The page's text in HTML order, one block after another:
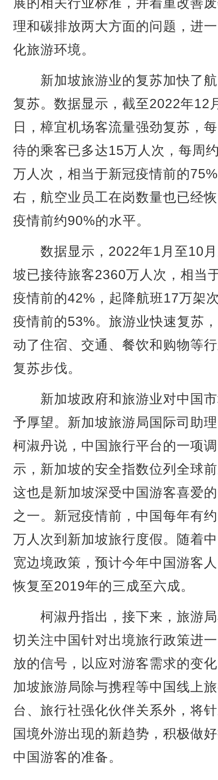
展的相关行业标准，并着重改善
理和碳排放两大方面的问题，进
化旅游环境。
新加坡旅游业的复苏加快了
复苏。数据显示，截至2022年12
日，樟宜机场客流量强劲复苏，
待的乘客已多达15万人次，每周
万人次，相当于新冠疫情前的
右，航空业员工在岗数量也已经
疫情前约90%的水平。
数据显示，2022年1月至10月
坡已接待旅客2360万人次，相当
疫情前的42%，起降航班17万架
疫情前的53%。旅游业快速复苏
动了住宿、交通、餐饮和购物等
复苏步伐。
新加坡政府和旅游业对中国
予厚望。新加坡旅游局国际司助
柯淑丹说，中国旅行平台的一项
示，新加坡的安全指数位列全球
这也是新加坡深受中国游客喜爱
之一。新冠疫情前，中国每年有
万人次到新加坡旅行度假。随着
宽边境政策，预计今年中国游客
恢复至2019年的三成至六成。
柯淑丹指出，接下来，旅游
切关注中国针对出境旅行政策进
放的信号，以应对游客需求的变
加坡旅游局除与携程等中国线上
台、旅行社强化伙伴关系外，将
国境外游出现的新趋势，积极做
中国游客的准备。